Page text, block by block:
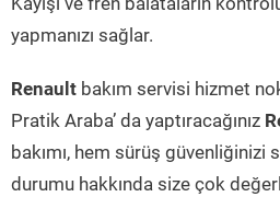
yapmanızı sağlar.
Renault bakım servisi hizmet
Pratik Araba’ da yaptıracağınız
bakımı, hem sürüş güvenliğinizi
durumu hakkında size çok